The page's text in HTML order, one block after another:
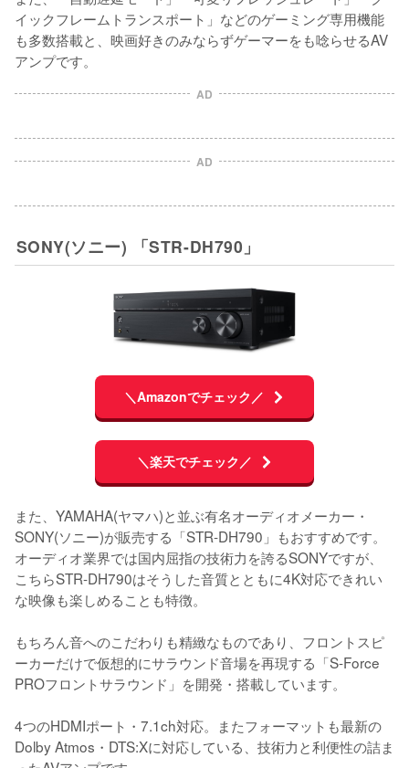
イックフレームトランスポート」などのゲーミング専用機能
も多数搭載と、映画好きのみならずゲーマーをも唸らせるAV
AD
AD
SONY(ソニー) 「STR-DH790」
＼Amazonでチェック／
＼楽天でチェック／
また、YAMAHA(ヤマハ)と並ぶ有名オーディオメーカー・
SONY(ソニー)が販売する「STR-DH790」もおすすめです。
オーディオ業界では国内屈指の技術力を誇るSONYですが、
こちらSTR-DH790はそうした音質とともに4K対応できれい
な映像も楽しめることも特徴。
もちろん音へのこだわりも精緻なものであり、フロントスピ
ーカーだけで仮想的にサラウンド音場を再現する「S-Force
PROフロントサラウンド」を開発・搭載しています。
4つのHDMIポート・7.1ch対応。またフォーマットも最新の
Dolby Atmos・DTS:Xに対応している、技術力と利便性の詰ま